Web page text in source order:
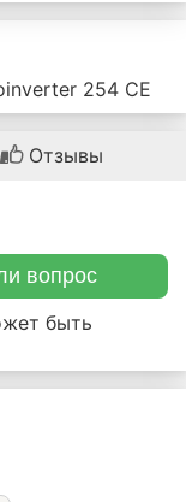
254 CE
Отзывы
вопрос
быть